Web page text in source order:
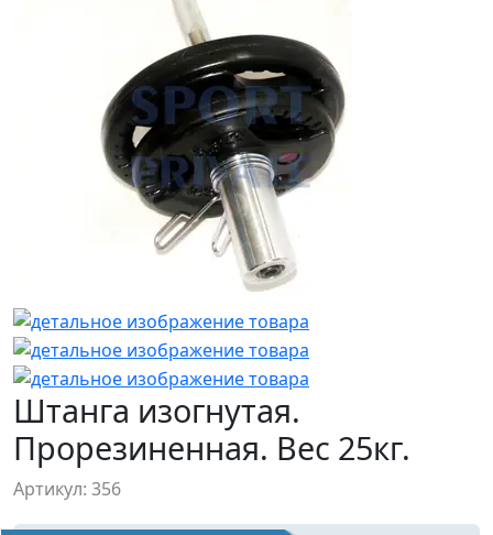
Штанга изогнутая.
Прорезиненная. Вес 25кг.
Артикул: 356